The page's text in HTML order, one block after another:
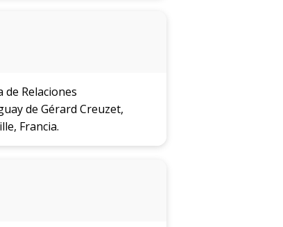
Relaciones
de Gérard Creuzet,
Francia.